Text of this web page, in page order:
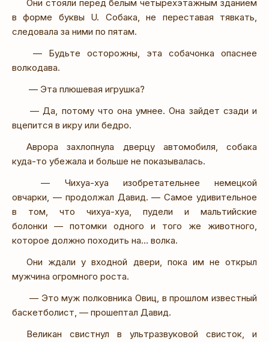
Они стояли перед белым четырехэтажным зданием
в форме буквы U. Собака, не переставая тявкать,
следовала за ними по пятам.
— Будьте осторожны, эта собачонка опаснее
волкодава.
— Эта плюшевая игрушка?
— Да, потому что она умнее. Она зайдет сзади и
вцепится в икру или бедро.
Аврора захлопнула дверцу автомобиля, собака
куда-то убежала и больше не показывалась.
— Чихуа-хуа изобретательнее немецкой
овчарки, — продолжал Давид. — Самое удивительное
в том, что чихуа-хуа, пудели и мальтийские
болонки — потомки одного и того же животного,
которое должно походить на… волка.
Они ждали у входной двери, пока им не открыл
мужчина огромного роста.
— Это муж полковника Овиц, в прошлом известный
баскетболист, — прошептал Давид.
Великан свистнул в ультразвуковой свисток, и